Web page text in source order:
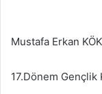
Mustafa Erkan
17.Dönem Gençlik